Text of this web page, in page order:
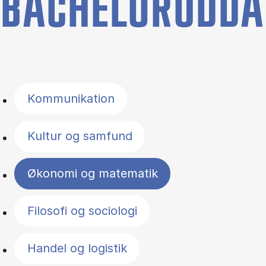
Kommunikation
Kultur og samfund
Økonomi og matematik
Filosofi og sociologi
Handel og logistik